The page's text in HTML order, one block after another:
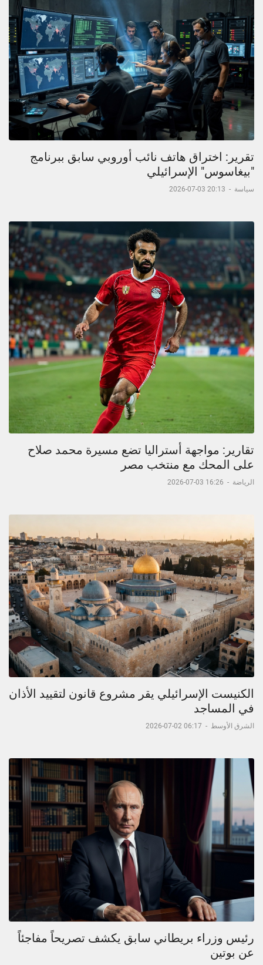
تقرير: اختراق هاتف نائب أوروبي سابق ببرنامج
"بيغاسوس" الإسرائيلي
سياسة -
20:13 03-07-2026
تقارير: مواجهة أستراليا تضع مسيرة محمد صلاح
على المحك مع منتخب مصر
الرياضة -
16:26 03-07-2026
الكنيست الإسرائيلي يقر مشروع قانون لتقييد الأذان
في المساجد
الشرق الأوسط -
06:17 02-07-2026
رئيس وزراء بريطاني سابق يكشف تصريحاً مفاجئاً
عن بوتين